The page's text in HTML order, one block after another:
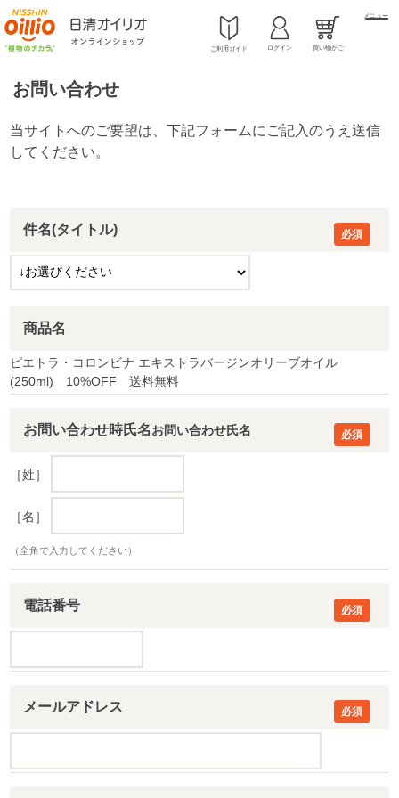
ご利用ガイド ログイン 買い物かご
メニュー
お問い合わせ
件名(タイトル)
商品名
ピエトラ・コロンビナ エキストラバージンオリーブオイル
(250ml) 10%OFF 送料無料
お問い合わせ時氏名
［姓］
［名］
（全角で入力してください）
電話番号
メールアドレス